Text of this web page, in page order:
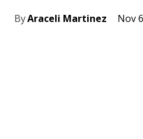
ByAraceli Martinez Nov